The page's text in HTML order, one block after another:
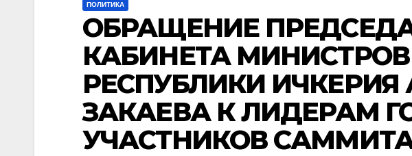
ПОЛИТИКА
ОБРАЩЕНИЕ
КАБИНЕТА
РЕСПУБЛИКИ
ЗАКАЕВА К ЛИДЕРАМ
УЧАСТНИКОВ САММИТА